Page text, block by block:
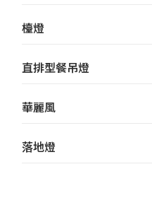
檯燈
直排型餐吊燈
華麗風
落地燈